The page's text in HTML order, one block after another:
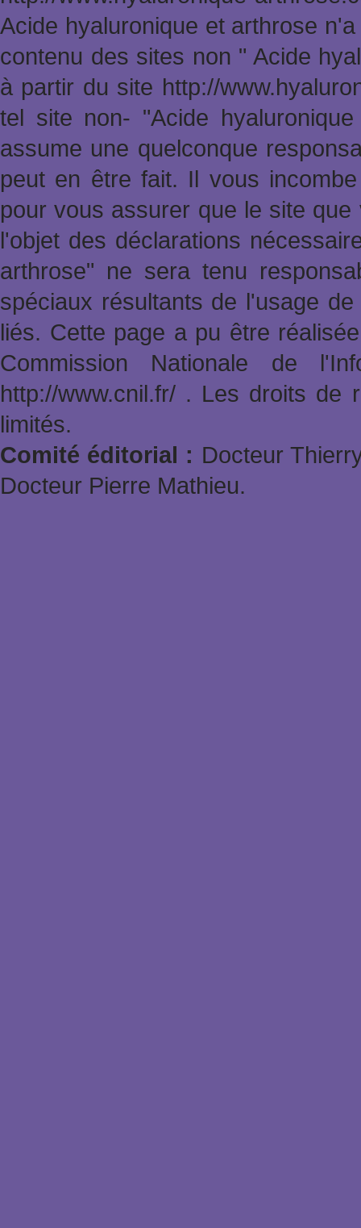
Acide hyaluronique et arthrose
contenu des sites non " Acide
à partir du site http://
tel site non- "Acide
assume une quelconque
peut en être fait. Il vous
pour vous assurer que le site
l'objet des déclarations
arthrose" ne sera tenu
spéciaux résultants de l'usage
liés. Cette page a pu être
Commission Nationale de
http://www.cnil.fr/ . Les droits de
limités.
Comité éditorial : Docteur
Docteur Pierre Mathieu.